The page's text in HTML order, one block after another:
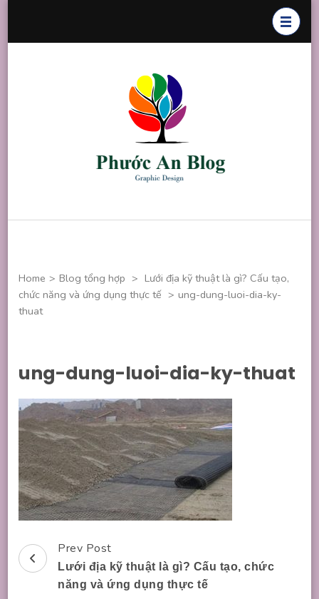
Home > Blog tổng hợp > Lưới địa kỹ thuật là gì? Cấu tạo,
chức năng và ứng dụng thực tế > ung-dung-luoi-dia-ky-
thuat
ung-dung-luoi-dia-ky-thuat
Post
Navigation
Prev Post
Lưới địa kỹ thuật là gì? Cấu tạo, chức
năng và ứng dụng thực tế